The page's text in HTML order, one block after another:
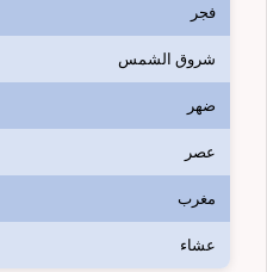
فجر
شروق الشمس
ضهر
عصر
مغرب
عشاء